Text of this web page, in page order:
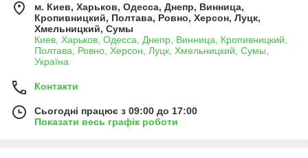
м. Киев, Харьков, Одесса, Днепр, Винница,
Кропивницкий, Полтава, Ровно, Херсон, Луцк,
Хмельницкий, Сумы
Киев, Харьков, Одесса, Днепр, Винница, Кропивницкий,
Полтава, Ровно, Херсон, Луцк, Хмельницкий, Сумы,
Україна
Контакти
Сьогодні працює з 09:00 до 17:00
Показати весь графік роботи